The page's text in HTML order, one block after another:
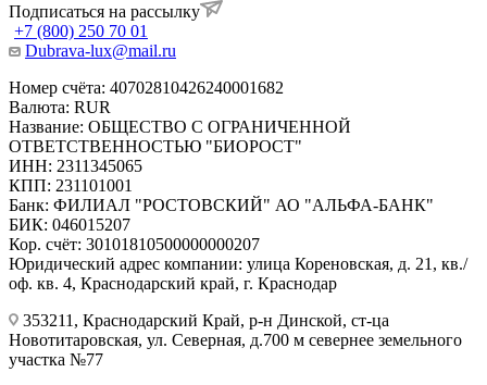
Подписаться на рассылку
+7 (800) 250 70 01
Dubrava-lux@mail.ru
Номер счёта: 40702810426240001682
Валюта: RUR
Название: ОБЩЕСТВО С ОГРАНИЧЕННОЙ
ОТВЕТСТВЕННОСТЬЮ "БИОРОСТ"
ИНН: 2311345065
КПП: 231101001
Банк: ФИЛИАЛ "РОСТОВСКИЙ" АО "АЛЬФА-БАНК"
БИК: 046015207
Кор. счёт: 30101810500000000207
Юридический адрес компании: улица Кореновская, д. 21, кв./
оф. кв. 4, Краснодарский край, г. Краснодар
353211, Краснодарский Край, р-н Динской, ст-ца
Новотитаровская, ул. Северная, д.700 м севернее земельного
участка №77